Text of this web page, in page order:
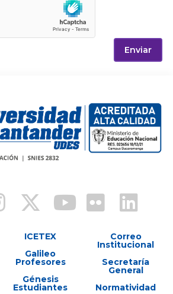
Enviar
ICETEX
Galileo
Profesores
Génesis
Estudiantes
Correo
Institucional
Secretaría
General
Normatividad